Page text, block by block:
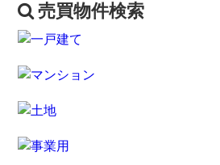
売買物件検索